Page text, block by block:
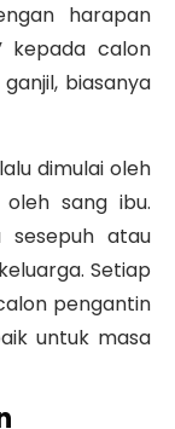
harapan
kepada calon
biasanya
dimulai oleh
sang ibu.
sesepuh atau
Setiap
pengantin
untuk masa